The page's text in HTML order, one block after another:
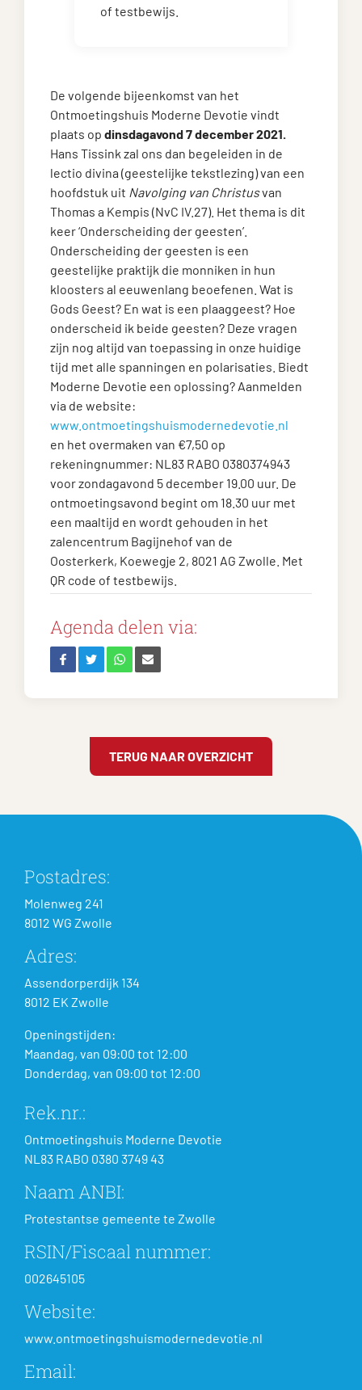
of testbewijs.
De volgende bijeenkomst van het
Ontmoetingshuis Moderne Devotie vindt
plaats op dinsdagavond 7 december 2021.
Hans Tissink zal ons dan begeleiden in de
lectio divina (geestelijke tekstlezing) van een
hoofdstuk uit Navolging van Christusvan
Thomas a Kempis (NvC IV.27). Het thema is dit
keer ‘Onderscheiding der geesten’.
Onderscheiding der geesten is een
geestelijke praktijk die monniken in hun
kloosters al eeuwenlang beoefenen. Wat is
Gods Geest? En wat is een plaaggeest? Hoe
onderscheid ik beide geesten? Deze vragen
zijn nog altijd van toepassing in onze huidige
tijd met alle spanningen en polarisaties. Biedt
Moderne Devotie een oplossing? Aanmelden
via de website:
www.ontmoetingshuismodernedevotie.nl
en het overmaken van €7,50 op
rekeningnummer: NL83 RABO 0380374943
voor zondagavond 5 december 19.00 uur. De
ontmoetingsavond begint om 18.30 uur met
een maaltijd en wordt gehouden in het
zalencentrum Bagijnehof van de
Oosterkerk, Koewegje 2, 8021 AG Zwolle. Met
QR code of testbewijs.
Agenda delen via:
TERUG NAAR OVERZICHT
Postadres:
Molenweg 241
8012 WG Zwolle
Adres:
Assendorperdijk 134
8012 EK Zwolle
Openingstijden:
Maandag, van 09:00 tot 12:00
Donderdag, van 09:00 tot 12:00
Rek.nr.:
Ontmoetingshuis Moderne Devotie
NL83 RABO 0380 3749 43
Naam ANBI:
Protestantse gemeente te Zwolle
RSIN/Fiscaal nummer:
002645105
Website:
www.ontmoetingshuismodernedevotie.nl
Email: